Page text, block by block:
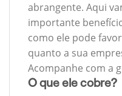
abrangente. Aqui
importante
como ele pode
quanto a sua
Acompanhe com a
O que ele cobre?